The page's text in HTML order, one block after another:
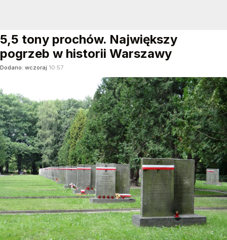
5,5 tony prochów. Największy
pogrzeb w historii Warszawy
Dodano: wczoraj 10:57